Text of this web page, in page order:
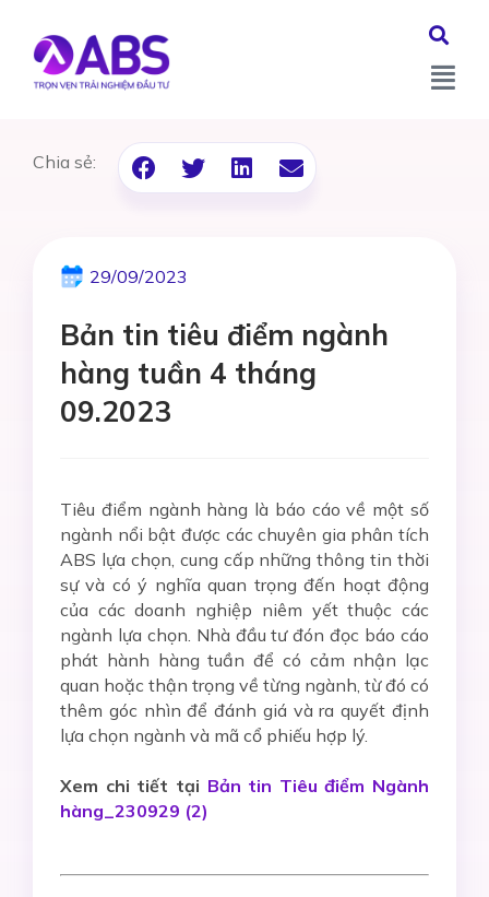
Chia sẻ:
29/09/2023
Bản tin tiêu điểm ngành
hàng tuần 4 tháng
09.2023
Tiêu điểm ngành hàng là báo cáo về một số
ngành nổi bật được các chuyên gia phân tích
ABS lựa chọn, cung cấp những thông tin thời
sự và có ý nghĩa quan trọng đến hoạt động
của các doanh nghiệp niêm yết thuộc các
ngành lựa chọn. Nhà đầu tư đón đọc báo cáo
phát hành hàng tuần để có cảm nhận lạc
quan hoặc thận trọng về từng ngành, từ đó có
thêm góc nhìn để đánh giá và ra quyết định
lựa chọn ngành và mã cổ phiếu hợp lý.
Xem chi tiết tại Bản tin Tiêu điểm Ngành
hàng_230929 (2)